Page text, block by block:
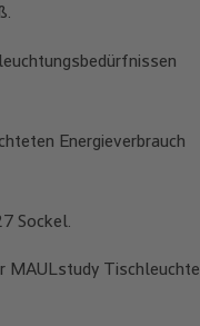
Energieverbrauch
Sockel.
MAULstudy Tischleuchte